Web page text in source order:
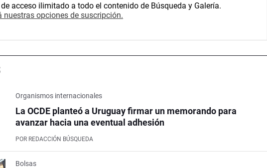
acceso ilimitado a todo el contenido de Búsqueda y Galería.
nuestras opciones de suscripción.
Organismos internacionales
La OCDE planteó a Uruguay firmar un memorando para
avanzar hacia una eventual adhesión
POR REDACCIÓN BÚSQUEDA
Bolsas